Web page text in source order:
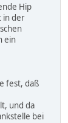
Hip
in der
ein
fest, daß
und da
bei